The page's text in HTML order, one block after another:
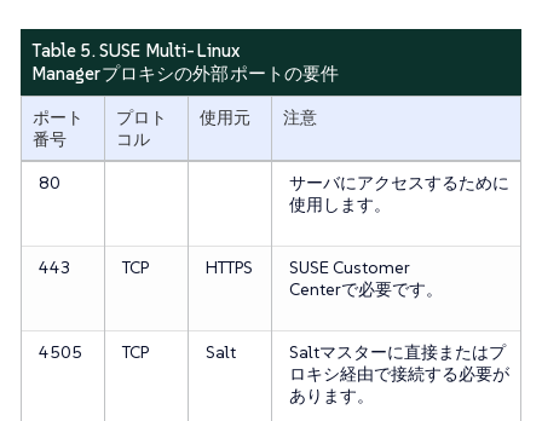
Table 5. SUSE Multi-Linux
Managerプロキシの外部ポートの要件
ポート
番号
プロト
コル
使用元 注意
80
サーバにアクセスするために
使用します。
443 TCP HTTPS
SUSE Customer
Centerで必要です。
4505 TCP Salt
Saltマスターに直接またはプ
ロキシ経由で接続する必要が
あります。